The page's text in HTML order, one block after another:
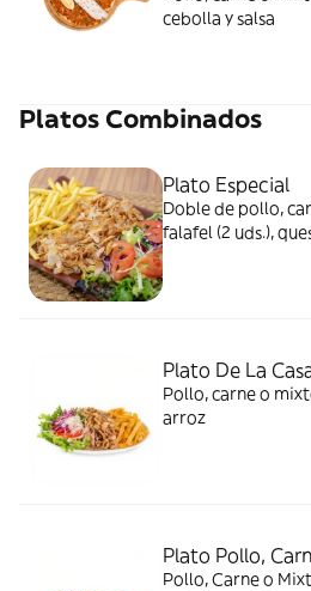
cebolla y salsa
Platos Combinados
Plato Especial
Doble de pollo,
falafel (2 uds.),
Plato De La
Pollo, carne o
arroz
Plato Pollo,
Pollo, Carne o